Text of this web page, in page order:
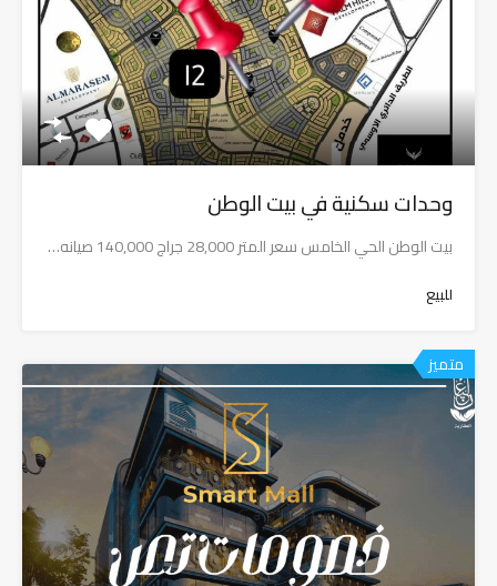
وحدات سكنية في بيت الوطن
بيت الوطن الحي الخامس سعر المتر 28,000 جراج 140,000 صيانه…
للبيع
متميز